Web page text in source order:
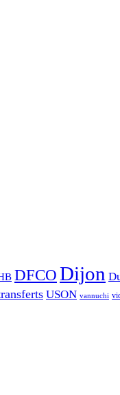
DFCODijon
USON vannuchi